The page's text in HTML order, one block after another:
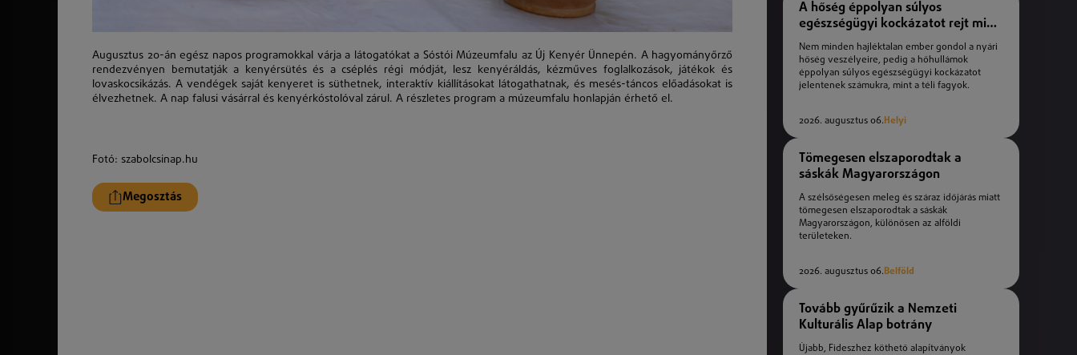
Augusztus 20-án egész napos programokkal várja a látogatókat a Sóstói Múzeumfalu az Új Kenyér Ünnepén. A hagyományőrző
rendezvényen bemutatják a kenyérsütés és a cséplés régi módját, lesz kenyéráldás, kézműves foglalkozások, játékok és
lovaskocsikázás. A vendégek saját kenyeret is süthetnek, interaktív kiállításokat látogathatnak, és mesés-táncos előadásokat is
élvezhetnek. A nap falusi vásárral és kenyérkóstolóval zárul. A részletes program a múzeumfalu honlapján érhető el.
Fotó: szabolcsinap.hu
Megosztás
A hőség éppolyan súlyos
egészségügyi kockázatot rejt mint
a téli fagyok
Nem minden hajléktalan ember gondol a nyári
hőség veszélyeire, pedig a hőhullámok
éppolyan súlyos egészségügyi kockázatot
jelentenek számukra, mint a téli fagyok.
2026. augusztus 06. Helyi
Tömegesen elszaporodtak a
sáskák Magyarországon
A szélsőségesen meleg és száraz időjárás miatt
tömegesen elszaporodtak a sáskák
Magyarországon, különösen az alföldi
területeken.
2026. augusztus 06.Belföld
Tovább gyűrűzik a Nemzeti
Kulturális Alap botrány
Újabb, Fideszhez köthető alapítványok